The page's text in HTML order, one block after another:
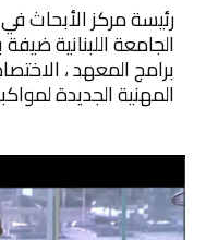
رئيسة مركز الأبحاث
الجامعة اللبنانية
برامج المعهد ،
المهنية الجديدة